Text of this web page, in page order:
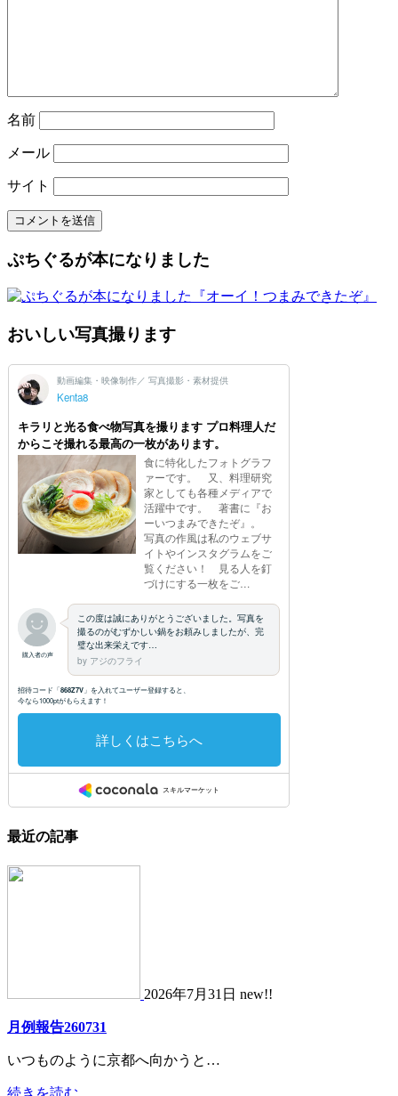
名前
メール
サイト
ぷちぐるが本になりました
おいしい写真撮ります
最近の記事
2026年7月31日 new!!
月例報告260731
いつものように京都へ向かうと…